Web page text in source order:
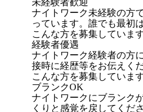
ナイトワーク未経験の方
っています。誰でも最初
こんな方を募集していま
経験者優遇
ナイトワーク経験者の方
接時に経歴等をお伝えくだ
こんな方を募集していま
ブランクOK
ナイトワークにブランク
くりと感覚を戻してくださ